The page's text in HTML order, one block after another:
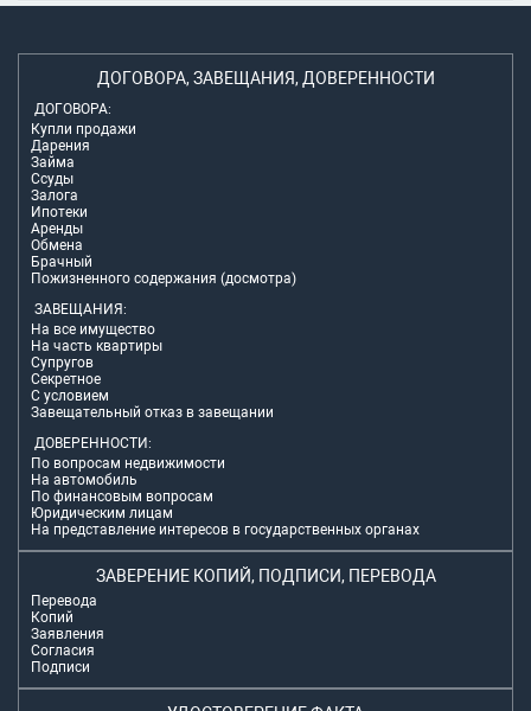
ДОГОВОРА, ЗАВЕЩАНИЯ, ДОВЕРЕННОСТИ
ДОГОВОРА:
Купли продажи
Дарения
Займа
Ссуды
Залога
Ипотеки
Аренды
Обмена
Брачный
Пожизненного содержания (досмотра)
ЗАВЕЩАНИЯ:
На все имущество
На часть квартиры
Супругов
Секретное
С условием
Завещательный отказ в завещании
ДОВЕРЕННОСТИ:
По вопросам недвижимости
На автомобиль
По финансовым вопросам
Юридическим лицам
На представление интересов в государственных органах
ЗАВЕРЕНИЕ КОПИЙ, ПОДПИСИ, ПЕРЕВОДА
Перевода
Копий
Заявления
Согласия
Подписи